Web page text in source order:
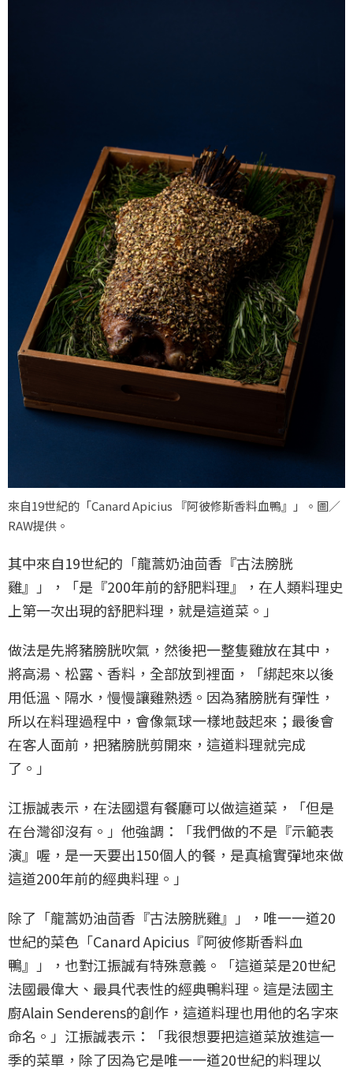
來自19世紀的「Canard Apicius 『阿彼修斯香料血鴨』」。圖／
RAW提供。
其中來自19世紀的「龍蒿奶油茴香『古法膀胱
雞』」，「是『200年前的舒肥料理』，在人類料理史
上第一次出現的舒肥料理，就是這道菜。」
做法是先將豬膀胱吹氣，然後把一整隻雞放在其中，
將高湯、松露、香料，全部放到裡面，「綁起來以後
用低溫、隔水，慢慢讓雞熟透。因為豬膀胱有彈性，
所以在料理過程中，會像氣球一樣地鼓起來；最後會
在客人面前，把豬膀胱剪開來，這道料理就完成
了。」
江振誠表示，在法國還有餐廳可以做這道菜，「但是
在台灣卻沒有。」他強調：「我們做的不是『示範表
演』喔，是一天要出150個人的餐，是真槍實彈地來做
這道200年前的經典料理。」
除了「龍蒿奶油茴香『古法膀胱雞』」，唯一一道20
世紀的菜色「Canard Apicius『阿彼修斯香料血
鴨』」，也對江振誠有特殊意義。「這道菜是20世紀
法國最偉大、最具代表性的經典鴨料理。這是法國主
廚Alain Senderens的創作，這道料理也用他的名字來
命名。」江振誠表示：「我很想要把這道菜放進這一
季的菜單，除了因為它是唯一一道20世紀的料理以